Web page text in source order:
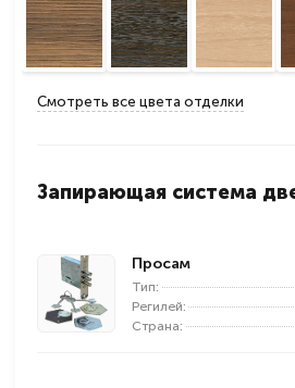
Смотреть все цвета отделки
Запирающая система
Просам
Тип:
Регилей:
Страна: